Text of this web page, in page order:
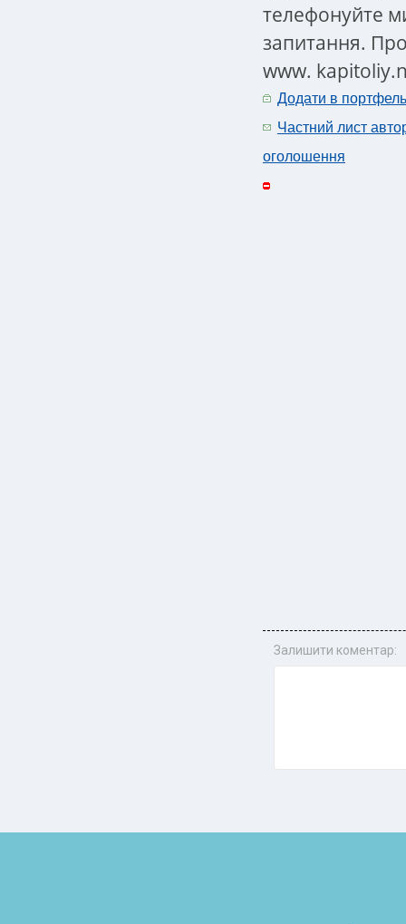
телефонуйте
запитання.
www.
Додати в портфель
Частний лист
оголошення
Залишити коментар: